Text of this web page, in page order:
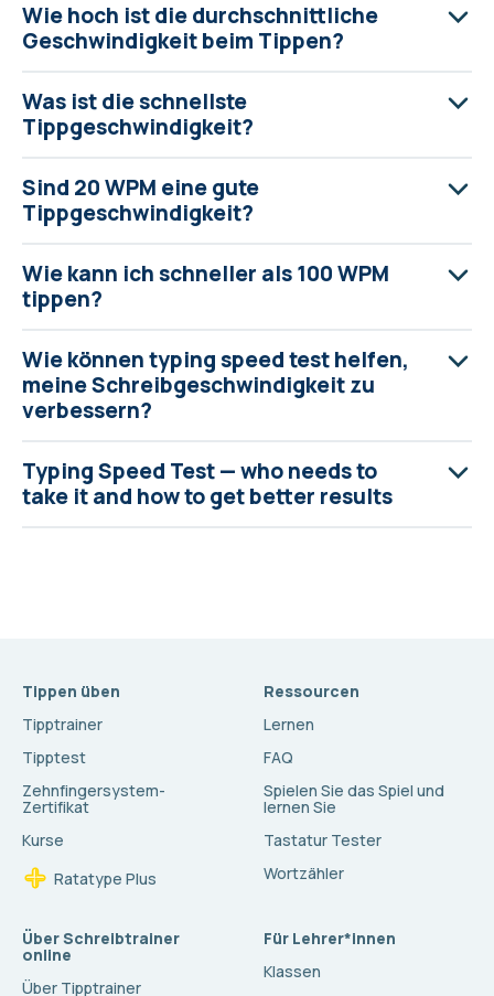
Wie hoch ist die durchschnittliche
Geschwindigkeit beim Tippen?
Was ist die schnellste
Tippgeschwindigkeit?
Sind 20 WPM eine gute
Tippgeschwindigkeit?
Wie kann ich schneller als 100 WPM
tippen?
Wie können typing speed test helfen,
meine Schreibgeschwindigkeit zu
verbessern?
Typing Speed Test — who needs to
take it and how to get better results
Tippen üben
Tipptrainer
Tipptest
Zehnfingersystem-
Zertifikat
Kurse
Ratatype Plus
Ressourcen
Lernen
FAQ
Spielen Sie das Spiel und
lernen Sie
Tastatur Tester
Wortzähler
Über Schreibtrainer
online
Über Tipptrainer
Für Lehrer*innen
Klassen